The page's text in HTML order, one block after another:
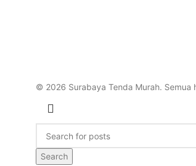
© 2026 Surabaya Tenda Murah.
Search